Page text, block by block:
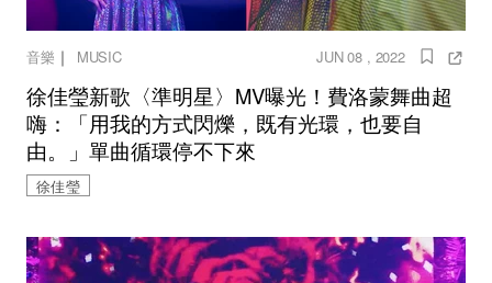
音樂 ｜ MUSIC JUN 08 , 2022
徐佳瑩新歌〈準明星〉MV曝光！費洛蒙舞曲超
嗨：「用我的方式閃爍，既有光環，也要自
由。」單曲循環停不下來
徐佳瑩